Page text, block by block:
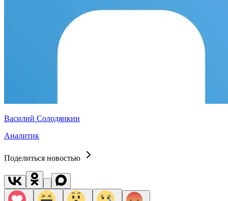
Василий Солодянкин
Аналитик
Поделиться новостью